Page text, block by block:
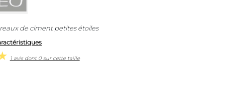
de ciment petites étoiles
1 avis dont 0 sur cette taille